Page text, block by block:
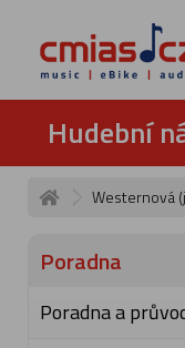
Hudební
Westernová
Poradna
Poradna a